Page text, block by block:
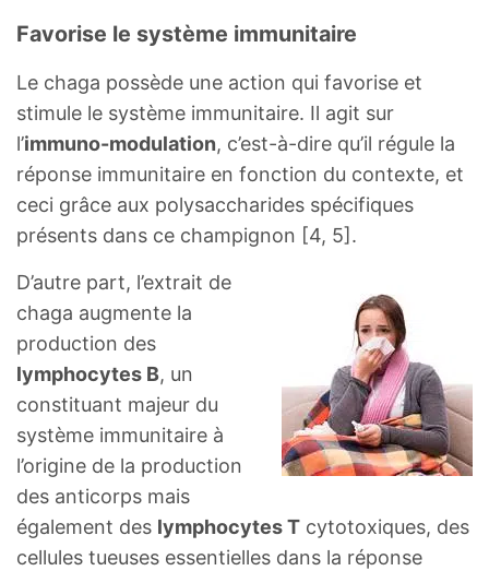
Favorise le système immunitaire
Le chaga possède une action qui favorise et
stimule le système immunitaire. Il agit sur
l’immuno-modulation, c’est-à-dire qu’il régule la
réponse immunitaire en fonction du contexte, et
ceci grâce aux polysaccharides spécifiques
présents dans ce champignon [4, 5].
D’autre part, l’extrait de
chaga augmente la
production des
lymphocytes B, un
constituant majeur du
système immunitaire à
l’origine de la production
des anticorps mais
également des lymphocytes T cytotoxiques, des
cellules tueuses essentielles dans la réponse